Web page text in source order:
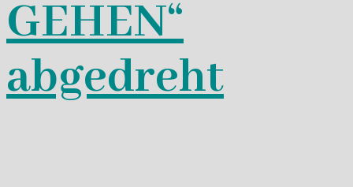
GEHEN“
abgedreht